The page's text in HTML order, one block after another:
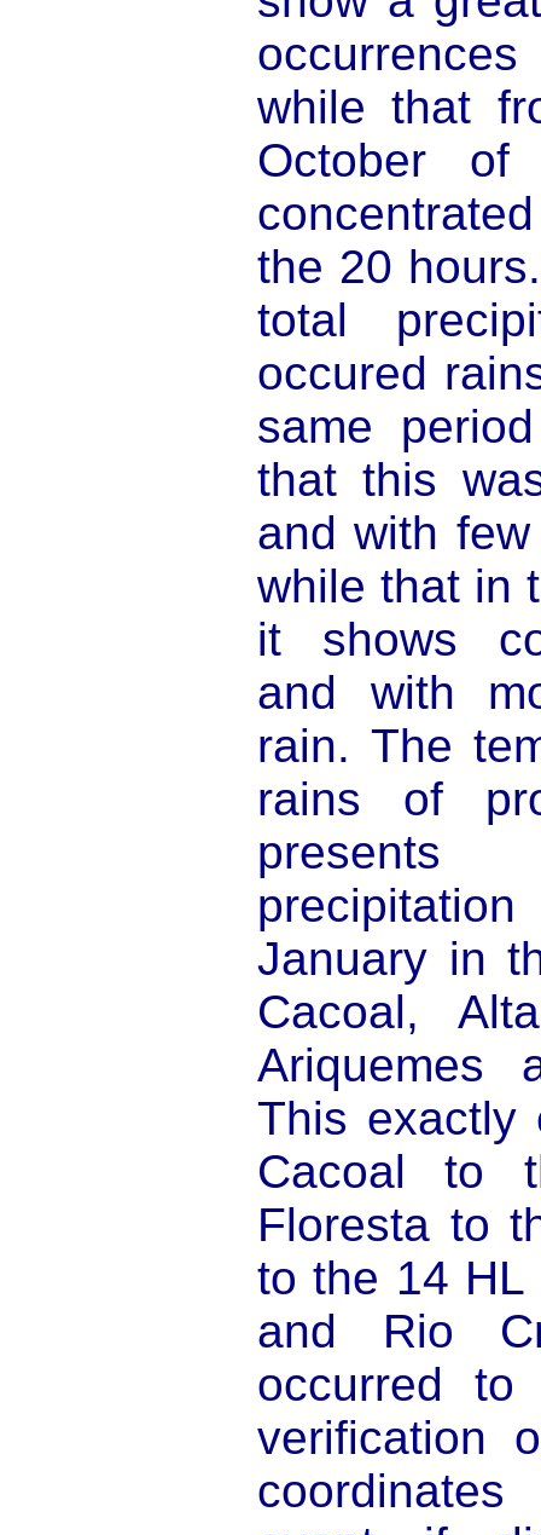
while that
October
the 20
total
occured
same
that this
and with
while that in
it shows
and with
rain. The
rains of
January in
Cacoal,
Ariquemes
This exactly
Cacoal to
Floresta to
to the 14 HL
and Rio
occurred
verification